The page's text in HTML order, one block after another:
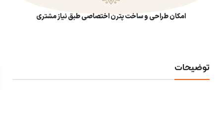
امکان طراحی و ساخت پترن اختصاصی طبق نیاز مشتری
توضیحات